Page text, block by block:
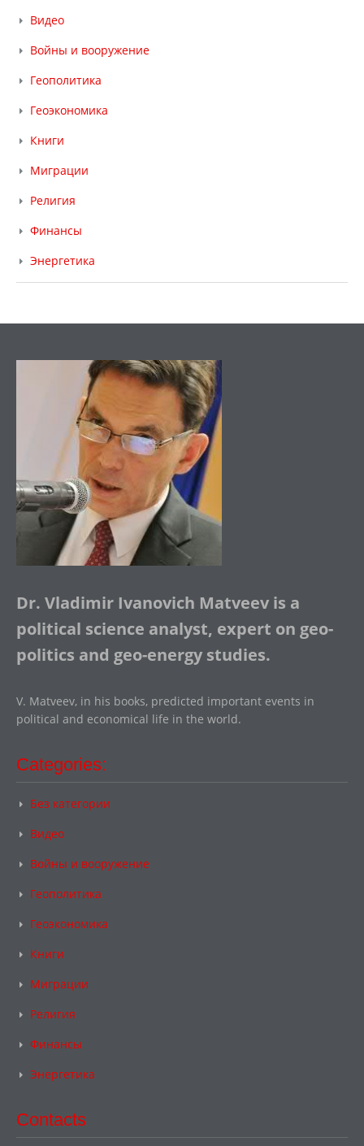
Видео
Войны и вооружение
Геополитика
Геоэкономика
Книги
Миграции
Религия
Финансы
Энергетика
Dr. Vladimir Ivanovich Matveev is a
political science analyst, expert on geo-
politics and geo-energy studies.
V. Matveev, in his books, predicted important events in
political and economical life in the world.
Categories:
Без категории
Видео
Войны и вооружение
Геополитика
Геоэкономика
Книги
Миграции
Религия
Финансы
Энергетика
Contacts